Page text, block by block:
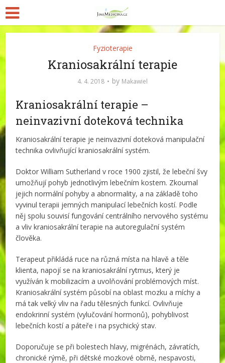
Fyzioterapie
Kraniosakrální terapie
4. 4. 2018 by Makawiel
Kraniosakrální terapie –
neinvazivní doteková technika
Kraniosakrální terapie je neinvazivní doteková manipulační
technika ovlivňující kraniosakrální systém.
Doktor William Sutherland v roce 1900 zjistil, že lebeční švy
umožňují pohyb jednotlivým lebečním kostem. Zkoumal
jejich normální pohyby a abnormality, a na základě toho
vyvinul terapii jemných manipulací lebečních kostí. Podle
něj spolu souvisí fungování centrálního nervového systému
a vliv kraniosakrální terapie na autoregulační systém
člověka.
Terapeut přikládá ruce na různá místa na hlavě a těle
klienta, napojí se na kraniosakrální rytmus, který je
využíván k mobilizacím a uvolňování problémových míst.
Kraniosakrální systém působí na oblast mozku a míchy a
má tak velký vliv na řadu tělesných funkcí. Ovlivňuje
endokrinní systém (vylučování hormonů), pohyblivost
lebečních kostí a páteře i na psychický stav.
Doporučuje se při bolestech hlavy, migrénách, závratích,
chronické rýmě, při dětské mozkové obrně, nespavosti,